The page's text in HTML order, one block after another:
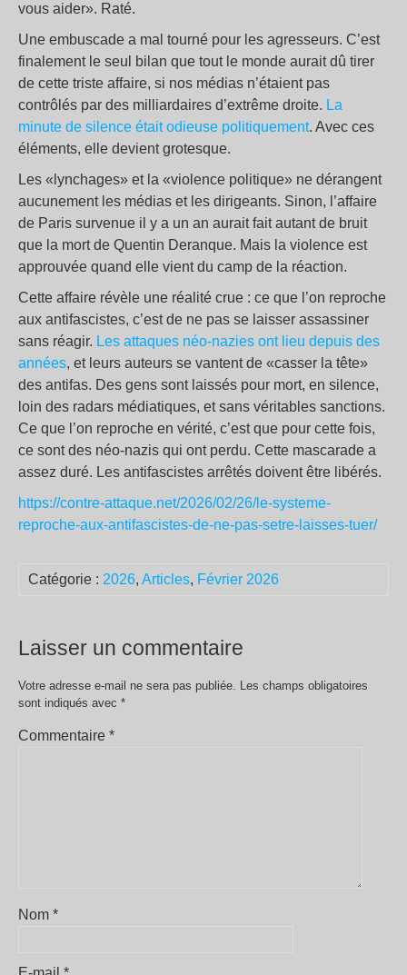
vous aider». Raté.
Une embuscade a mal tourné pour les agresseurs. C’est
finalement le seul bilan que tout le monde aurait dû tirer
de cette triste affaire, si nos médias n’étaient pas
contrôlés par des milliardaires d’extrême droite. La
minute de silence était odieuse politiquement. Avec ces
éléments, elle devient grotesque.
Les «lynchages» et la «violence politique» ne dérangent
aucunement les médias et les dirigeants. Sinon, l’affaire
de Paris survenue il y a un an aurait fait autant de bruit
que la mort de Quentin Deranque. Mais la violence est
approuvée quand elle vient du camp de la réaction.
Cette affaire révèle une réalité crue : ce que l’on reproche
aux antifascistes, c’est de ne pas se laisser assassiner
sans réagir. Les attaques néo-nazies ont lieu depuis des
années, et leurs auteurs se vantent de «casser la tête»
des antifas. Des gens sont laissés pour mort, en silence,
loin des radars médiatiques, et sans véritables sanctions.
Ce que l’on reproche en vérité, c’est que pour cette fois,
ce sont des néo-nazis qui ont perdu. Cette mascarade a
assez duré. Les antifascistes arrêtés doivent être libérés.
https://contre-attaque.net/2026/02/26/le-systeme-
reproche-aux-antifascistes-de-ne-pas-setre-laisses-tuer/
Catégorie : 2026, Articles, Février 2026
Laisser un commentaire
Votre adresse e-mail ne sera pas publiée. Les champs obligatoires
sont indiqués avec *
Commentaire *
Nom *